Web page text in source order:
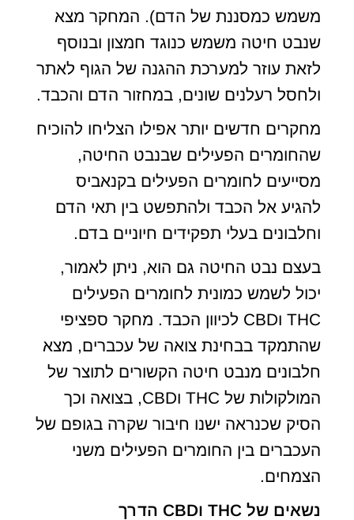
משמש כמסננת של הדם). המחקר מצא
שנבט חיטה משמש כנוגד חמצון ובנוסף
לזאת עוזר למערכת ההגנה של הגוף לאתר
ולחסל רעלנים שונים, במחזור הדם והכבד.
מחקרים חדשים יותר אפילו הצליחו להוכיח
שהחומרים הפעילים שבנבט החיטה,
מסייעים לחומרים הפעילים בקנאביס
להגיע אל הכבד ולהתפשט בין תאי הדם
וחלבונים בעלי תפקידים חיוניים בדם.
בעצם נבט החיטה גם הוא, ניתן לאמור,
יכול לשמש כמונית לחומרים הפעילים
THC וCBD לכיוון הכבד. מחקר ספציפי
שהתמקד בבחינת צואה של עכברים, מצא
חלבונים מנבט חיטה הקשורים לתוצר של
המולקולות של THC וCBD, בצואה וכך
הסיק שכנראה ישנו חיבור שקרה בגופם של
העכברים בין החומרים הפעילים משני
הצמחים.
נשאים שלTHC וCBD הדרך